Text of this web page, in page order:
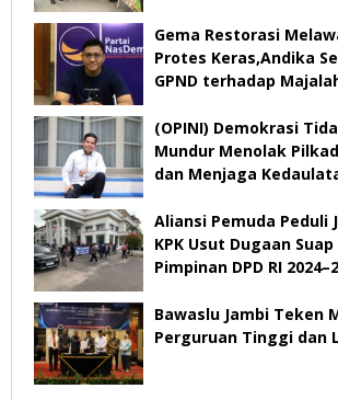
Gema Restorasi
Protes Keras,Andika
GPND terhadap
(OPINI) Demokrasi
Mundur Menolak
dan Menjaga
Aliansi Pemuda Peduli
KPK Usut Dugaan
Pimpinan DPD RI
Bawaslu Jambi Teken
Perguruan Tinggi dan